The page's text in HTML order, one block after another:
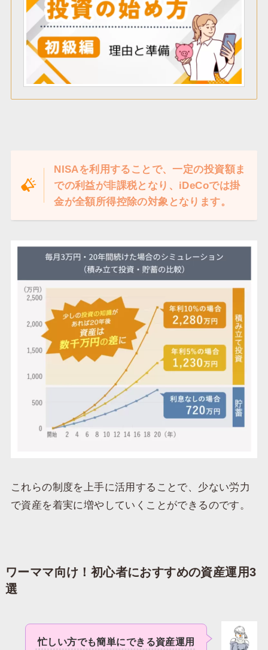
NISAを利用することで、一定の投資額ま
での利益が非課税となり、iDeCoでは掛
金が全額所得控除の対象となります。
これらの制度を上手に活用することで、少ない労力
で資産を着実に増やしていくことができるのです。
ワーママ向け！初心者におすすめの資産運用3
選
忙しい方でも簡単にできる資産運用